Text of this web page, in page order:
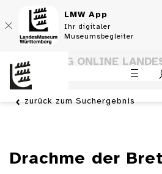
LMW App
Ihr digitaler
Museumsbegleiter
SAMMLUNG ONLINE
WÜRTTEMBERG
zurück zum Suchergebnis
Drachme der